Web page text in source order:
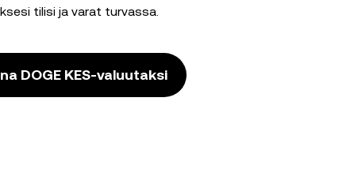
tilisi ja varat turvassa.
DOGE KES-valuutaksi